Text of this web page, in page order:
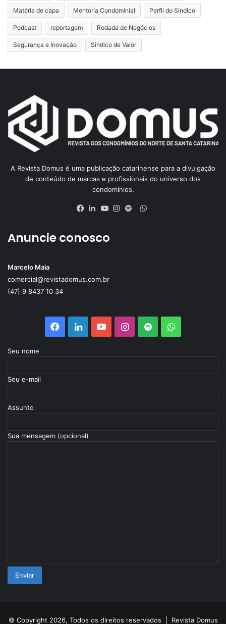
Matéria de capa Mentoria Condominial Perfil do Síndico
Podcast reportagem Rodada de Negócios
Segurança e Inovação Sindico de Valor
A Revista Domus é uma publicação catarinense para a divulgação
de conteúdo de marcas e profissionais do universo dos
condomínios.
WhatsApp
Anuncie conosco
Marcelo Maia
comercial@revistadomus.com.br
(47) 9 8437 10 34
Facebook
LinkedinYouTubeInstagram
SpotifyWhatsApp
Seu nome
Seu e-mail
Assunto
Sua mensagem (opcional)
© Copyright 2026, Todos os direitos reservados | Revista Domus